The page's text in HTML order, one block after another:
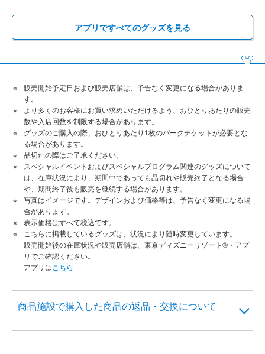
アプリですべてのグッズを見る
販売開始予定日および販売店舗は、予告なく変更になる場合がありま
す。
より多くのお客様にお買い求めいただけるよう、おひとりあたりの販売
数や入店回数を制限する場合があります。
グッズのご購入の際、おひとりあたり1枚のパークチケットが必要とな
る場合があります。
品切れの際はご了承ください。
スペシャルイベントおよびスペシャルプログラム関連のグッズについて
は、在庫状況により、期間中であっても品切れや販売終了となる場合
や、期間終了後も販売を継続する場合があります。
写真はイメージです。デザインおよび価格等は、予告なく変更になる場
合があります。
表示価格はすべて税込です。
こちらに掲載しているグッズは、状況により随時変更しています。
販売開始後の在庫状況や販売店舗は、東京ディズニーリゾート®・アプ
リでご確認ください。
アプリは こちら
商品施設で購入した商品の返品・交換について